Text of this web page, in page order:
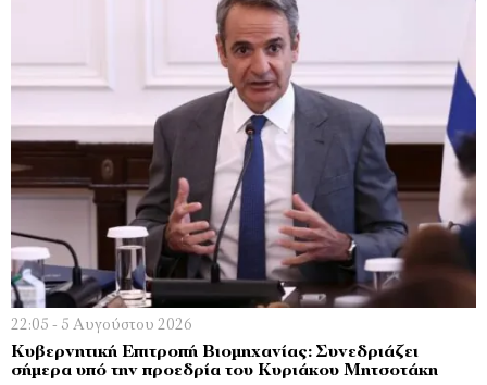
22:05 - 5 Αυγούστου 2026
Κυβερνητική Επιτροπή Βιομηχανίας: Συνεδριάζει
σήμερα υπό την προεδρία του Κυριάκου Μητσοτάκη